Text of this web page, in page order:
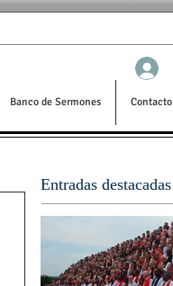
Banco de Sermones Contacto
Entradas destacadas